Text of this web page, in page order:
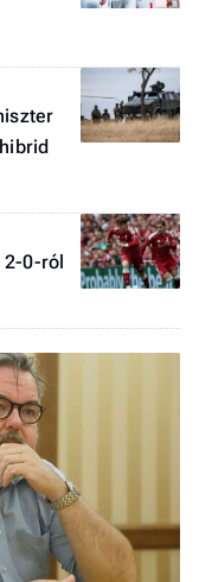
2-0-ról